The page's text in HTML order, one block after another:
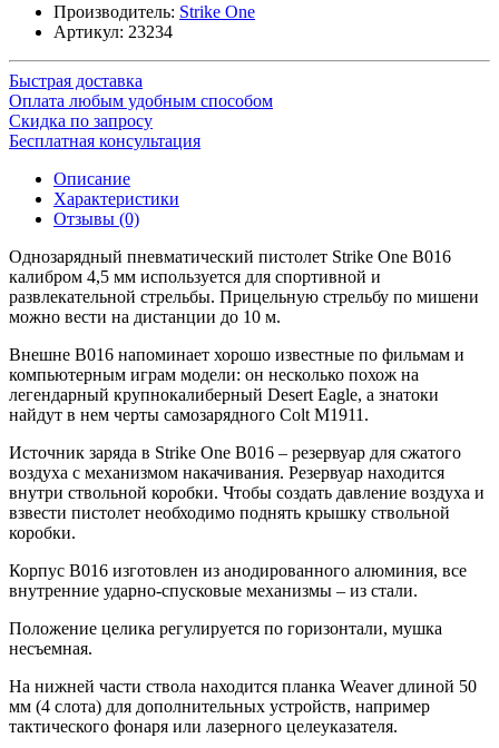
Производитель: Strike One
Артикул: 23234
Быстрая доставка
Оплата любым удобным способом
Скидка по запросу
Бесплатная консультация
Описание
Характеристики
Отзывы (0)
Однозарядный пневматический пистолет Strike One B016
калибром 4,5 мм используется для спортивной и
развлекательной стрельбы. Прицельную стрельбу по мишени
можно вести на дистанции до 10 м.
Внешне B016 напоминает хорошо известные по фильмам и
компьютерным играм модели: он несколько похож на
легендарный крупнокалиберный Desert Eagle, а знатоки
найдут в нем черты самозарядного Colt M1911.
Источник заряда в Strike One B016 – резервуар для сжатого
воздуха с механизмом накачивания. Резервуар находится
внутри ствольной коробки. Чтобы создать давление воздуха и
взвести пистолет необходимо поднять крышку ствольной
коробки.
Корпус B016 изготовлен из анодированного алюминия, все
внутренние ударно-спусковые механизмы – из стали.
Положение целика регулируется по горизонтали, мушка
несъемная.
На нижней части ствола находится планка Weaver длиной 50
мм (4 слота) для дополнительных устройств, например
тактического фонаря или лазерного целеуказателя.